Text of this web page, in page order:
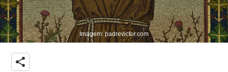
Imagem: padrevictor.com
share